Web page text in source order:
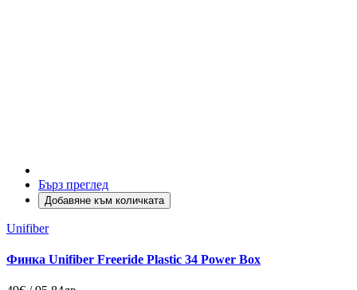
Бърз преглед
Добавяне към количката
Unifiber
Финка Unifiber Freeride Plastic 34 Power Box